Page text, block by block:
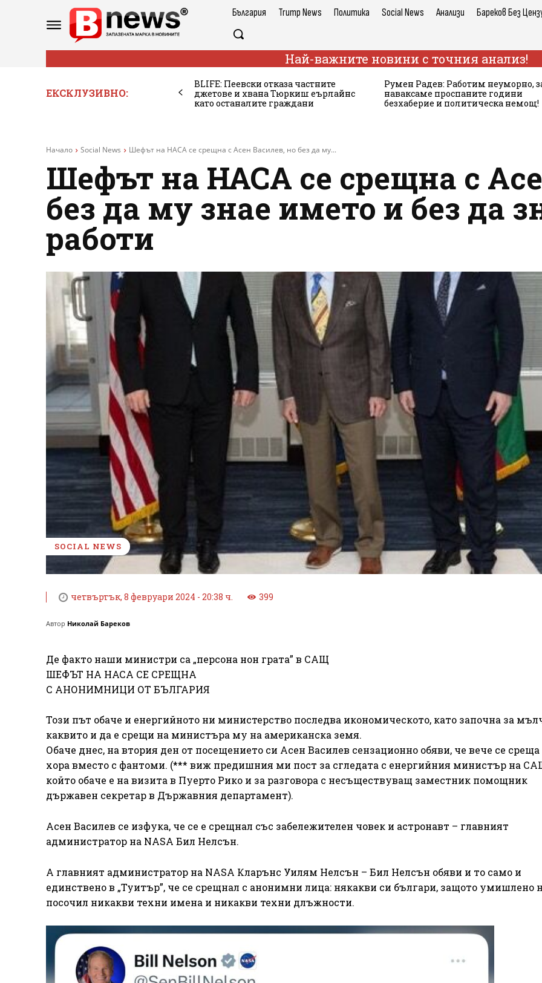
България Trump News Политика Social News Анализи Бареков Без
Най-важните новини с точния анализ!
ЕКСКЛУЗИВНО:
BLIFE: Пеевски отказа частните
джетове и хвана Тюркиш еърлайнс
като останалите граждани
Румен Радев: Работим неуморно,
наваксаме проспаните години
безхаберие и политическа немощ!
Начало Social News Шефът на НАСА се срещна с Асен Василев, но без да му...
Шефът на НАСА се срещна с
без да му знае името и без да
работи
SOCIAL NEWS
четвъртък, 8 февруари 2024 - 20:38 ч. 399
Автор Николай Бареков
Де факто наши министри са „персона нон грата” в САЩ
ШЕФЪТ НА НАСА СЕ СРЕЩНА
С АНОНИМНИЦИ ОТ БЪЛГАРИЯ
Този път обаче и енергийното ни министерство последва икономическото, като започна за
каквито и да е срещи на министъра му на американска земя.
Обаче днес, на втория ден от посещението си Асен Василев сензационно обяви, че вече се
хора вместо с фантоми. (*** виж предишния ми пост за сгледата с енергийния министър на
който обаче е на визита в Пуерто Рико и за разговора с несъществуващ заместник помощник
държавен секретар в Държавния департамент).
Асен Василев се изфука, че се е срещнал със забележителен човек и астронавт – главният
администратор на NASA Бил Нелсън.
А главният администратор на NASA Кларънс Уилям Нелсън – Бил Нелсън обяви и то само и
единствено в „Туитър”, че се срещнал с анонимни лица: някакви си българи, защото умишлено
посочил никакви техни имена и никакви техни длъжности.